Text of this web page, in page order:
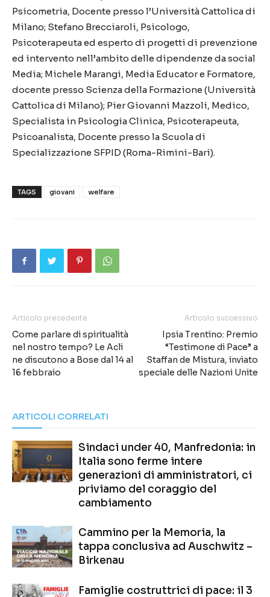
Psicometria, Docente presso l’Università Cattolica di
Milano; Stefano Brecciaroli, Psicologo,
Psicoterapeuta ed esperto di progetti di prevenzione
ed intervento nell’ambito delle dipendenze da social
Media; Michele Marangi, Media Educator e Formatore,
docente presso Scienza della Formazione (Università
Cattolica di Milano); Pier Giovanni Mazzoli, Medico,
Specialista in Psicologia Clinica, Psicoterapeuta,
Psicoanalista, Docente presso la Scuola di
Specializzazione SFPID (Roma-Rimini-Bari).
TAGS giovani welfare
Articolo precedente
Come parlare di spiritualità
nel nostro tempo? Le Acli
ne discutono a Bose dal 14 al
16 febbraio
Articolo successivo
Ipsia Trentino: Premio
“Testimone di Pace” a
Staffan de Mistura, inviato
speciale delle Nazioni Unite
ARTICOLI CORRELATI
Sindaci under 40, Manfredonia: in
Italia sono ferme intere
generazioni di amministratori, ci
priviamo del coraggio del
cambiamento
Cammino per la Memoria, la
tappa conclusiva ad Auschwitz –
Birkenau
Famiglie costruttrici di pace: il 3